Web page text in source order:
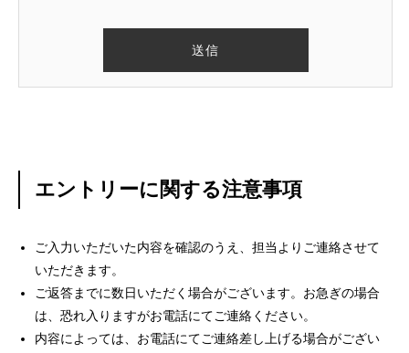
エントリーに関する注意事項
ご入力いただいた内容を確認のうえ、担当よりご連絡させて
いただきます。
ご返答までに数日いただく場合がございます。お急ぎの場合
は、恐れ入りますがお電話にてご連絡ください。
内容によっては、お電話にてご連絡差し上げる場合がござい